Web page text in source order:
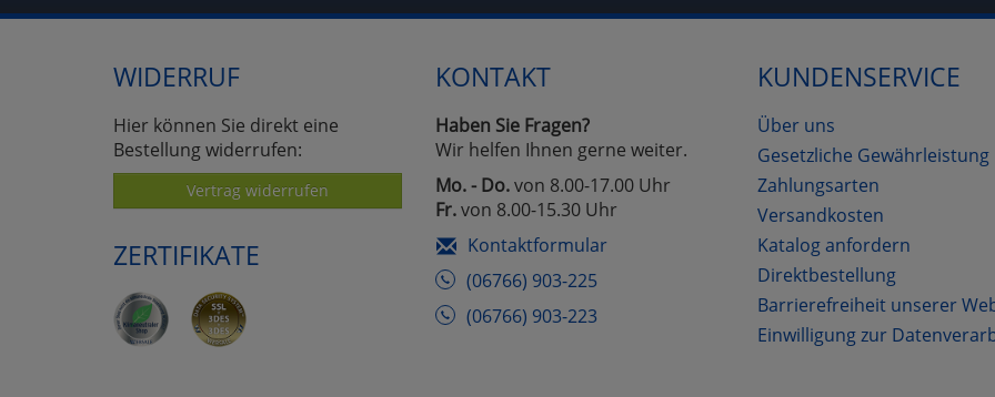
WIDERRUF
Hier können Sie direkt eine
Bestellung widerrufen:
Vertrag widerrufen
ZERTIFIKATE
KONTAKT
Haben Sie Fragen?
Wir helfen Ihnen gerne weiter.
Mo. - Do.von 8.00-17.00 Uhr
Fr.von 8.00-15.30 Uhr
Kontaktformular
(06766) 903-225
(06766) 903-223
KUNDENSERVICE
Über uns
Gesetzliche Gewährleistung
Zahlungsarten
Versandkosten
Katalog anfordern
Direktbestellung
Barrierefreiheit unserer
Einwilligung zur